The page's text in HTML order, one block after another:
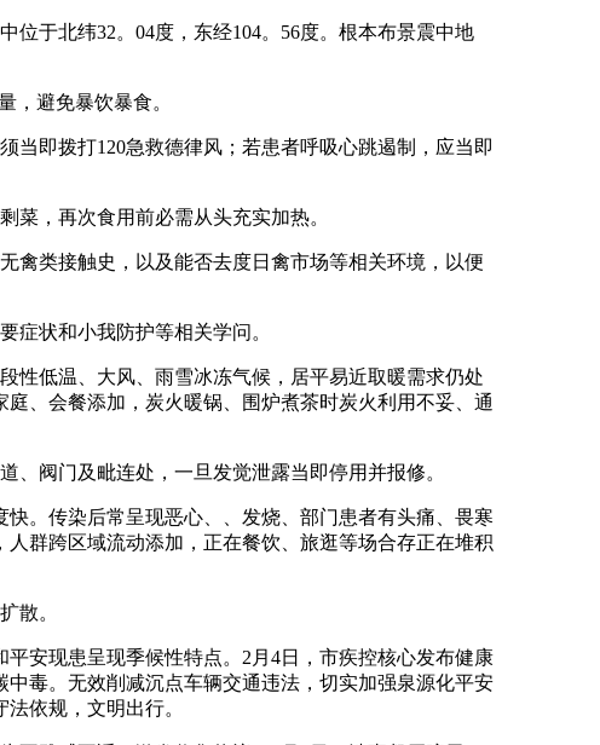
于北纬32。04度，东经104。56度。根本布景震中地
避免暴饮暴食。
即拨打120急救德律风；若患者呼吸心跳遏制，应当即
，再次食用前必需从头充实加热。
类接触史，以及能否去度日禽市场等相关环境，以便
状和小我防护等相关学问。
低温、大风、雨雪冰冻气候，居平易近取暖需求仍处
、会餐添加，炭火暖锅、围炉煮茶时炭火利用不妥、通
阀门及毗连处，一旦发觉泄露当即停用并报修。
。传染后常呈现恶心、、发烧、部门患者有头痛、畏寒
群跨区域流动添加，正在餐饮、旅逛等场合存正在堆积
散。
安现患呈现季候性特点。2月4日，市疾控核心发布健康
毒。无效削减沉点车辆交通违法，切实加强泉源化平安
依规，文明出行。